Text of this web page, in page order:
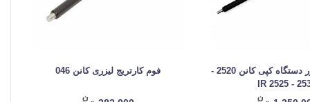
فوم رول شارژر دستگاه کپی کانن 2520 -
2530 -
فوم کارتریج لیزری کانن 046